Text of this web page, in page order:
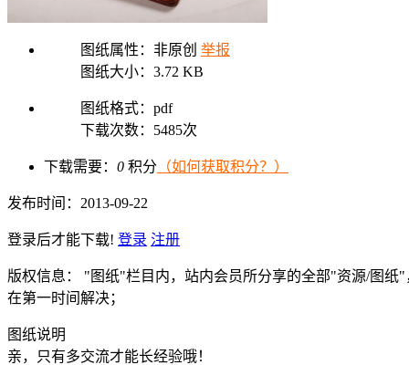
图纸属性：非原创 举报
图纸大小：3.72 KB
图纸格式：pdf
下载次数：5485次
下载需要： 0 积分 （如何获取积分？）
发布时间：2013-09-22
登录后才能下载! 登录 注册
版权信息： "图纸"栏目内，站内会员所分享的全部"资源/图
在第一时间解决；
图纸说明
亲，只有多交流才能长经验哦！